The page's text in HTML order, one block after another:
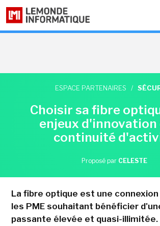
ESPACE PARTENAIRES /
Choisir sa fibre
enjeux d'innovation
continuité
Proposé par CELESTE
La fibre optique est une
les PME souhaitant bénéficier
passante élevée et quasi-illimitée.